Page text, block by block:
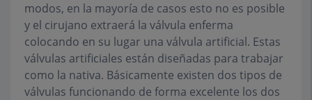
modos, en la mayoría de casos esto no es posible
y el cirujano extraerá la válvula enferma
colocando en su lugar una válvula artificial. Estas
válvulas artificiales están diseñadas para trabajar
como la nativa. Básicamente existen dos tipos de
válvulas funcionando de forma excelente los dos